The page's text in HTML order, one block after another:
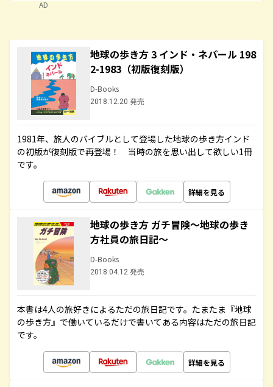
AD
地球の歩き方 3 インド・ネパール 198
2-1983（初版復刻版）
D-Books
2018.12.20 発売
1981年、旅人のバイブルとして登場した地球の歩き方インド
の初版が復刻版で再登場！ 当時の旅を思い出して欲しい1冊
です。
詳細を見る
地球の歩き方 ガチ冒険～地球の歩き
方社員の旅日記～
D-Books
2018.04.12 発売
本書は4人の旅好きによるただの旅日記です。たまたま『地球
の歩き方』で働いているだけで書いてある内容はただの旅日記
です。
詳細を見る